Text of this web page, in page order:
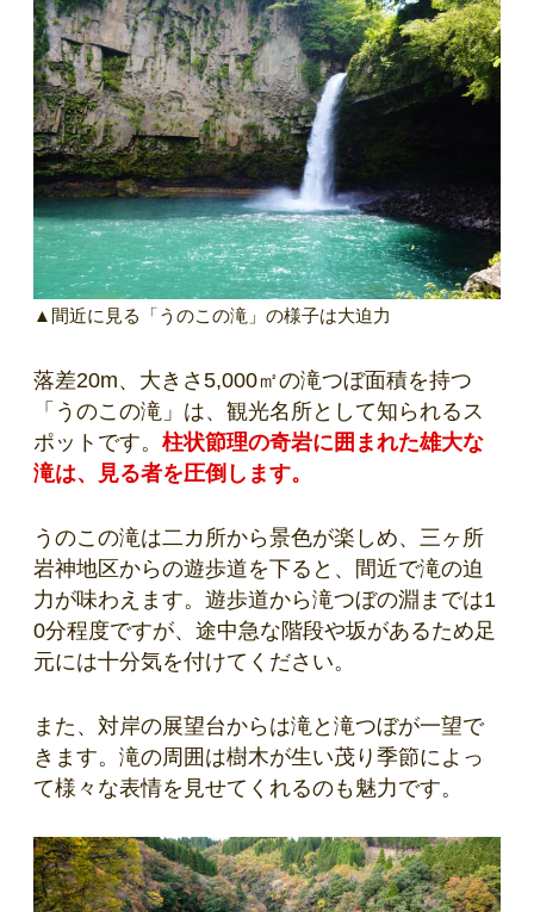
▲間近に見る「うのこの滝」の様子は大迫力
落差20m、大きさ5,000㎡の滝つぼ面積を持つ
「うのこの滝」は、観光名所として知られるス
ポットです。 柱状節理の奇岩に囲まれた雄大な
滝は、見る者を圧倒します。
うのこの滝は二カ所から景色が楽しめ、三ヶ所
岩神地区からの遊歩道を下ると、間近で滝の迫
力が味わえます。遊歩道から滝つぼの淵までは1
0分程度ですが、途中急な階段や坂があるため足
元には十分気を付けてください。
また、対岸の展望台からは滝と滝つぼが一望で
きます。滝の周囲は樹木が生い茂り季節によっ
て様々な表情を見せてくれるのも魅力です。